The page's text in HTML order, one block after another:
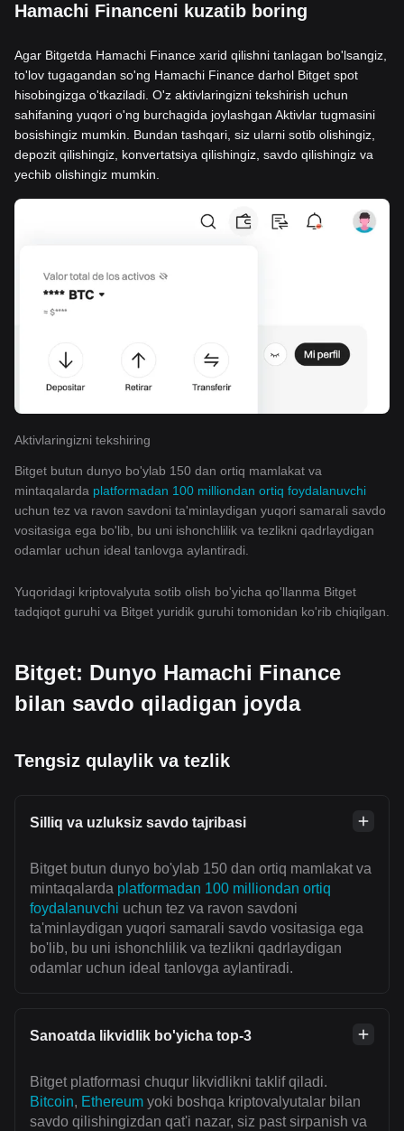
Hamachi Financeni kuzatib boring
Agar Bitgetda Hamachi Finance xarid qilishni tanlagan bo'lsangiz,
to'lov tugagandan so'ng Hamachi Finance darhol Bitget spot
hisobingizga o'tkaziladi. O'z aktivlaringizni tekshirish uchun
sahifaning yuqori o'ng burchagida joylashgan Aktivlar tugmasini
bosishingiz mumkin. Bundan tashqari, siz ularni sotib olishingiz,
depozit qilishingiz, konvertatsiya qilishingiz, savdo qilishingiz va
yechib olishingiz mumkin.
Aktivlaringizni tekshiring
Bitget butun dunyo bo'ylab 150 dan ortiq mamlakat va
mintaqalarda platformadan 100 milliondan ortiq foydalanuvchi
uchun tez va ravon savdoni ta'minlaydigan yuqori samarali savdo
vositasiga ega bo'lib, bu uni ishonchlilik va tezlikni qadrlaydigan
odamlar uchun ideal tanlovga aylantiradi.
Yuqoridagi kriptovalyuta sotib olish bo'yicha qo'llanma Bitget
tadqiqot guruhi va Bitget yuridik guruhi tomonidan ko'rib chiqilgan.
Bitget: Dunyo Hamachi Finance
bilan savdo qiladigan joyda
Tengsiz qulaylik va tezlik
Silliq va uzluksiz savdo tajribasi
Bitget butun dunyo bo'ylab 150 dan ortiq mamlakat va
mintaqalarda platformadan 100 milliondan ortiq
foydalanuvchi uchun tez va ravon savdoni
ta'minlaydigan yuqori samarali savdo vositasiga ega
bo'lib, bu uni ishonchlilik va tezlikni qadrlaydigan
odamlar uchun ideal tanlovga aylantiradi.
Sanoatda likvidlik bo'yicha top-3
Bitget platformasi chuqur likvidlikni taklif qiladi.
Bitcoin, Ethereum yoki boshqa kriptovalyutalar bilan
savdo qilishingizdan qat'i nazar, siz past sirpanish va